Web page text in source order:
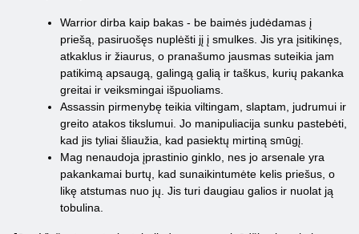
Warrior dirba kaip bakas - be baimės judėdamas į
priešą, pasiruošęs nuplėšti jį į smulkes. Jis yra įsitikinęs,
atkaklus ir žiaurus, o pranašumo jausmas suteikia jam
patikimą apsaugą, galingą galią ir taškus, kurių pakanka
greitai ir veiksmingai išpuoliams.
Assassin pirmenybę teikia viltingam, slaptam, judrumui ir
greito atakos tikslumui. Jo manipuliacija sunku pastebėti,
kad jis tyliai šliaužia, kad pasiektų mirtiną smūgį.
Mag nenaudoja įprastinio ginklo, nes jo arsenale yra
pakankamai burtų, kad sunaikintumėte kelis priešus, o
likę atstumas nuo jų. Jis turi daugiau galios ir nuolat ją
tobulina.